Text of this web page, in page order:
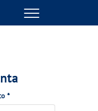
Menu
*(Obrigatorio)